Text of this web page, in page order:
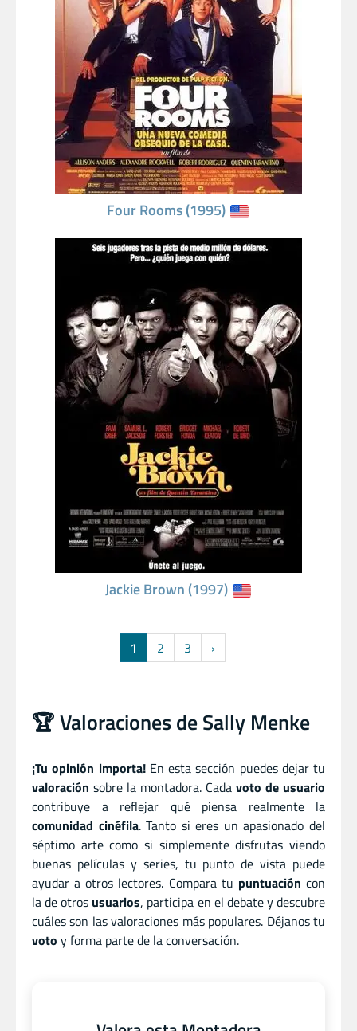
Four Rooms (1995)
Jackie Brown (1997)
1 2 3 ›
🏆 Valoraciones de Sally Menke
¡Tu opinión importa!En esta sección puedes dejar tu
valoración sobre la montadora. Cada voto de usuario
contribuye a reflejar qué piensa realmente la
comunidad cinéfila. Tanto si eres un apasionado del
séptimo arte como si simplemente disfrutas viendo
buenas películas y series, tu punto de vista puede
ayudar a otros lectores. Compara tu puntuación con
la de otros usuarios, participa en el debate y descubre
cuáles son las valoraciones más populares. Déjanos tu
voto y forma parte de la conversación.